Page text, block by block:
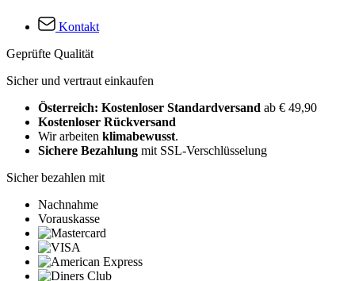
Kontakt
Geprüfte Qualität
Sicher und vertraut einkaufen
Österreich: Kostenloser Standardversand ab € 49,90
Kostenloser Rückversand
Wir arbeiten klimabewusst.
Sichere Bezahlung mit SSL-Verschlüsselung
Sicher bezahlen mit
Nachnahme
Vorauskasse